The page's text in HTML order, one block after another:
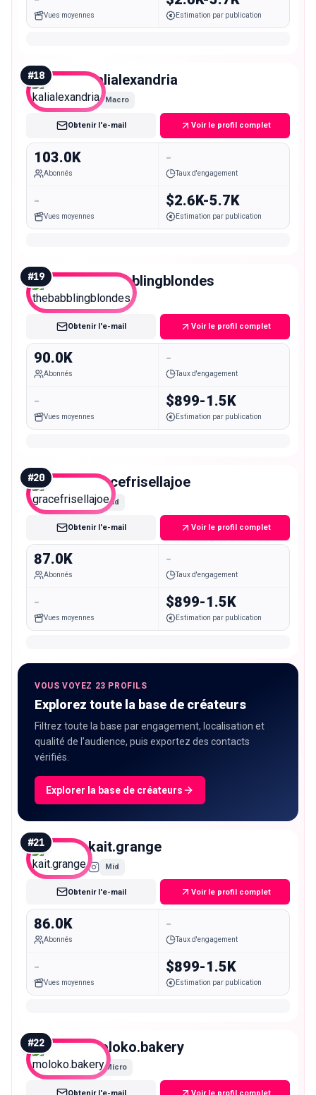
Vues moyennes Estimation par publication
#18 kalialexandria
Macro
Obtenir l'e-mail Voir le profil complet
103.0K
Abonnés
-
Taux d'engagement
-
Vues moyennes
$2.6K-5.7K
Estimation par publication
#19 thebabblingblondes
Mid
Obtenir l'e-mail Voir le profil complet
90.0K
Abonnés
-
Taux d'engagement
-
Vues moyennes
$899-1.5K
Estimation par publication
#20 gracefrisellajoe
Mid
Obtenir l'e-mail Voir le profil complet
87.0K
Abonnés
-
Taux d'engagement
-
Vues moyennes
$899-1.5K
Estimation par publication
VOUS VOYEZ 23 PROFILS
Explorez toute la base de créateurs
Filtrez toute la base par engagement, localisation et
qualité de l’audience, puis exportez des contacts
vérifiés.
Explorer la base de créateurs
#21 kait.grange
Mid
Obtenir l'e-mail Voir le profil complet
86.0K
Abonnés
-
Taux d'engagement
-
Vues moyennes
$899-1.5K
Estimation par publication
#22 moloko.bakery
Micro
Obtenir l'e-mail Voir le profil complet